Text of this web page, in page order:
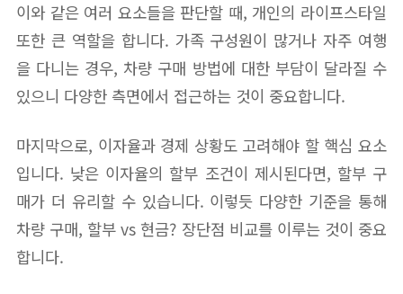
이와 같은 여러 요소들을 판단할 때, 개인의 라이프스타일
또한 큰 역할을 합니다. 가족 구성원이 많거나 자주 여행
을 다니는 경우, 차량 구매 방법에 대한 부담이 달라질 수
있으니 다양한 측면에서 접근하는 것이 중요합니다.
마지막으로, 이자율과 경제 상황도 고려해야 할 핵심 요소
입니다. 낮은 이자율의 할부 조건이 제시된다면, 할부 구
매가 더 유리할 수 있습니다. 이렇듯 다양한 기준을 통해
차량 구매, 할부 vs 현금? 장단점 비교를 이루는 것이 중요
합니다.